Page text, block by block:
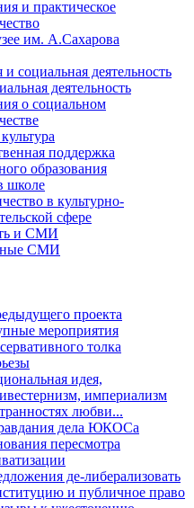
и практическое
им. А.Сахарова
социальная деятельность
деятельность
о социальном
поддержка
образования
школе
в культурно-
сфере
и СМИ
СМИ
проекта
мероприятия
толка
идея,
империализм
любви...
дела ЮКОСа
пересмотра
де-либерализовать
и публичное право